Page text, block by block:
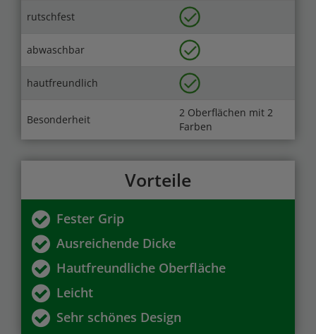
rutschfest
abwaschbar
hautfreundlich
Besonderheit
2 Oberflächen mit 2
Farben
Vorteile
Fester Grip
Ausreichende Dicke
Hautfreundliche Oberfläche
Leicht
Sehr schönes Design